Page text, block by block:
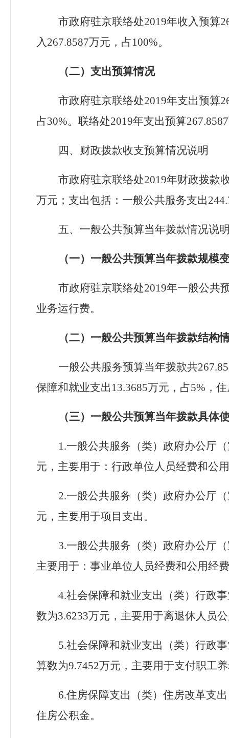
市政府驻京联络处2019年收入预算
入267.8587万元，占100%。
（二）支出预算情况
市政府驻京联络处2019年支出预算
占30%。 联络处2019年支出预算267.8587
四、财政拨款收支预算情况说明
市政府驻京联络处2019年财政拨款
万元；支出包括：一般公共服务支出
五、一般公共预算当年拨款情况说
（一）一般公共预算当年拨款规模
市政府驻京联络处2019年一般公共
业务运行费。
（二）一般公共预算当年拨款结构
一般公共服务预算当年拨款共
保障和就业支出 13.3685万元，占5% ，
（三）一般公共预算当年拨款具体
1.一般公共服务（类）政府办公厅
元，主要用于：行政单位人员经费和公
2.一般公共服务（类）政府办公厅
元，主要用于项目支出。
3.一般公共服务（类）政府办公厅
主要用于：事业单位人员经费和公用经
4.社会保障和就业支出（类）行政
数为3.6233万元，主要用于离退休人员
5.社会保障和就业支出（类）行政
算数为9.7452万元，主要用于支付职工
6.住房保障支出（类）住房改革支
住房公积金。